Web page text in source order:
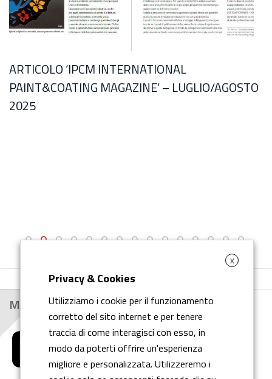
ARTICOLO ‘IPCM INTERNATIONAL
PAINT&COATING MAGAZINE’ – LUGLIO/AGOSTO
2025
Main Customers
X
Privacy & Cookies
Utilizziamo i cookie per il funzionamento
corretto del sito internet e per tenere
traccia di come interagisci con esso, in
modo da poterti offrire un'esperienza
migliore e personalizzata. Utilizzeremo i